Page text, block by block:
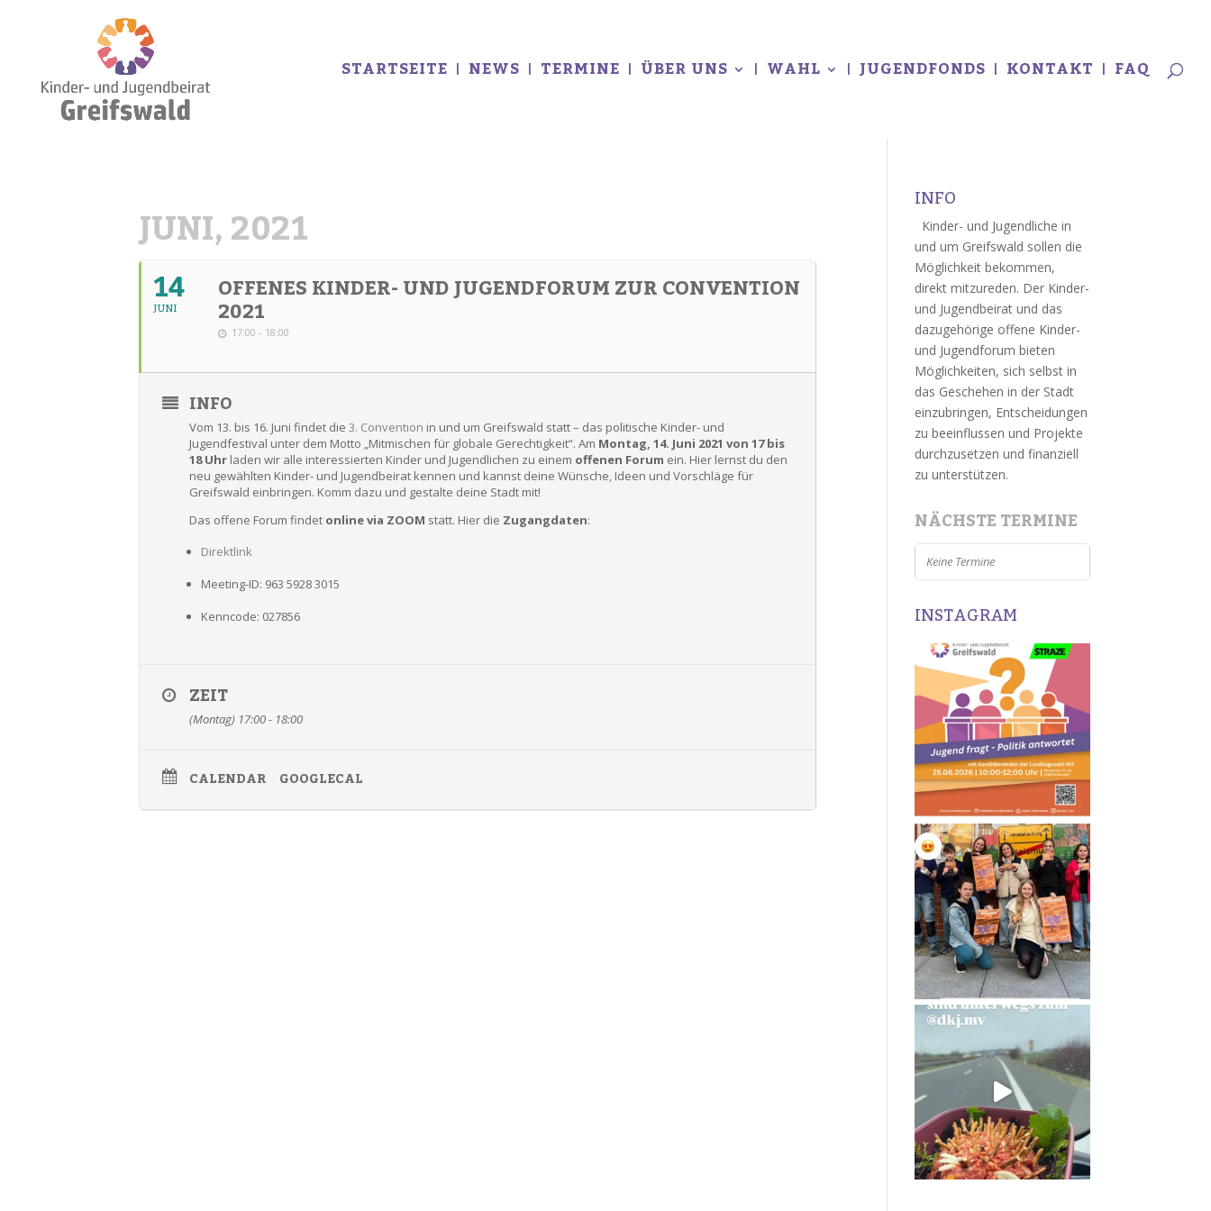
STARTSEITE NEWS TERMINE ÜBER UNS WAHL JUGENDFONDS KONTAKT FAQ
JUNI, 2021
14
JUNI
OFFENES KINDER- UND JUGENDFORUM ZUR CONVENTION
2021
17:00 - 18:00
INFO
Vom 13. bis 16. Juni findet die3. Convention in und um Greifswald statt – das politische Kinder- und
Jugendfestival unter dem Motto „Mitmischen für globale Gerechtigkeit“. Am Montag, 14. Juni 2021 von 17 bis
18 Uhr laden wir alle interessierten Kinder und Jugendlichen zu einem offenen Forum ein. Hier lernst du den
neu gewählten Kinder- und Jugendbeirat kennen und kannst deine Wünsche, Ideen und Vorschläge für
Greifswald einbringen. Komm dazu und gestalte deine Stadt mit!
Das offene Forum findet online via ZOOM statt. Hier die Zugangdaten:
Direktlink
Meeting-ID: 963 5928 3015
Kenncode: 027856
ZEIT
(Montag) 17:00 - 18:00
CALENDAR GOOGLECAL
INFO
Kinder- und Jugendliche in
und um Greifswald sollen die
Möglichkeit bekommen,
direkt mitzureden. Der Kinder-
und Jugendbeirat und das
dazugehörige offene Kinder-
und Jugendforum bieten
Möglichkeiten, sich selbst in
das Geschehen in der Stadt
einzubringen, Entscheidungen
zu beeinflussen und Projekte
durchzusetzen und finanziell
zu unterstützen.
NÄCHSTE TERMINE
Keine Termine
INSTAGRAM